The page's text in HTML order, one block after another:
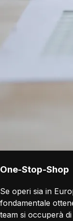
One-Stop-Shop
Se operi sia in
fondamentale
team si occuperà